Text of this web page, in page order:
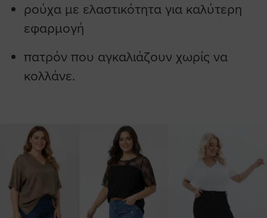
ρούχα με ελαστικότητα για καλύτερη
εφαρμογή
πατρόν που αγκαλιάζουν χωρίς να
κολλάνε.